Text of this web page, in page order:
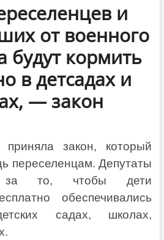
и
от военного
будут кормить
в детсадах и
— закон
закон, который
переселенцам. Депутаты
за то, чтобы дети
обеспечивались
садах, школах,